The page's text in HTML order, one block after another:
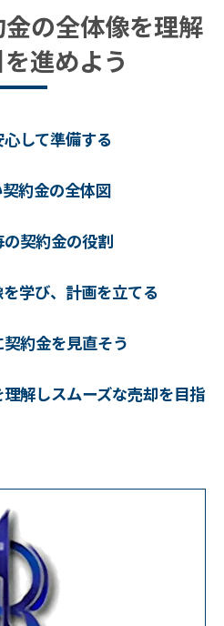
の全体像を理解
進めよう
して準備する
約金の全体図
契約金の役割
学び、計画を立てる
約金を見直そう
解しスムーズな売却を目指